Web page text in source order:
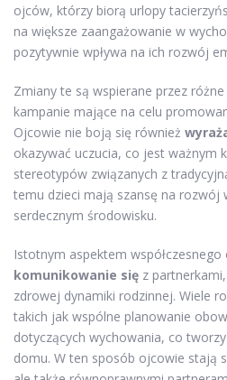
ojców, którzy biorą urlopy
na większe zaangażowanie w
pozytywnie wpływa na ich rozwój
Zmiany te są wspierane przez
kampanie mające na celu
Ojcowie nie boją się również
okazywać uczucia, co jest ważnym
stereotypów związanych z
temu dzieci mają szansę na rozwój
serdecznym środowisku.
Istotnym aspektem
komunikowanie się z
zdrowej dynamiki rodzinnej. Wiele
takich jak wspólne planowanie
dotyczących wychowania, co
domu. W ten sposób ojcowie stają